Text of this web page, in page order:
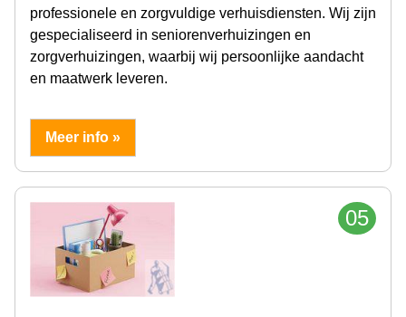
professionele en zorgvuldige verhuisdiensten. Wij zijn
gespecialiseerd in seniorenverhuizingen en
zorgverhuizingen, waarbij wij persoonlijke aandacht
en maatwerk leveren.
Meer info »
05